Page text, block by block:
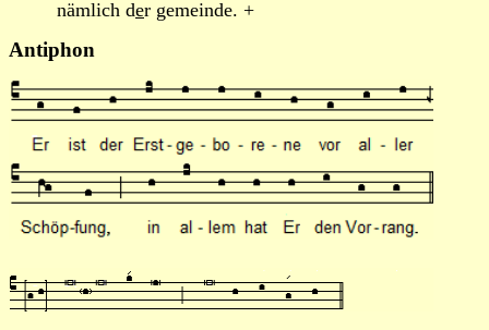
nämlich der gemeinde. +
Antiphon